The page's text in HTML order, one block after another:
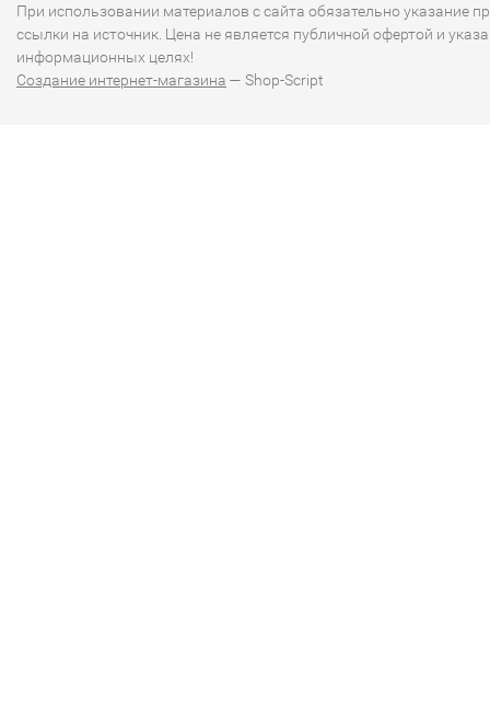
При использовании материалов с сайта обязательно указание
ссылки на источник. Цена не является публичной офертой и
информационных целях!
Создание интернет-магазина — Shop-Script